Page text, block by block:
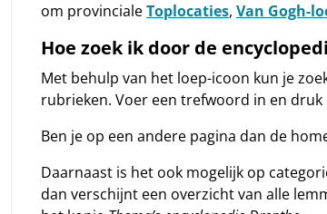
om provincialeToplocaties, Van Gogh-
Hoe zoek ik door de
Met behulp van het loep-icoon kun je
rubrieken. Voer een trefwoord in en
Ben je op een andere pagina dan de
Daarnaast is het ook mogelijk op
dan verschijnt een overzicht van alle